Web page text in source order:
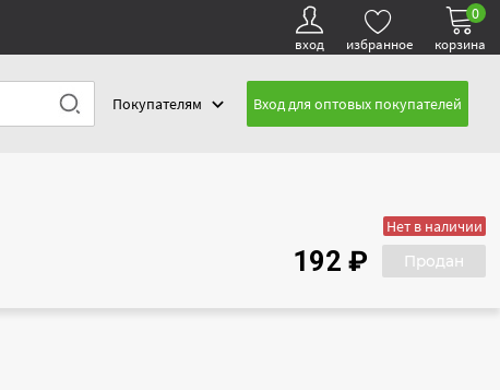
вход избранное корзина
0
Покупателям Вход для оптовых покупателей
Нет в наличии
192 ₽ Продан